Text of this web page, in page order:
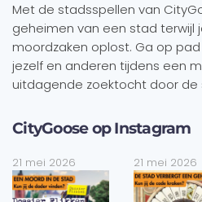
Met de stadsspellen van
geheimen van een stad terwijl
moordzaken oplost. Ga op
jezelf en anderen tijdens een
uitdagende zoektocht door de
CityGoose op Instagram
21 mei 2026 21 mei 2026